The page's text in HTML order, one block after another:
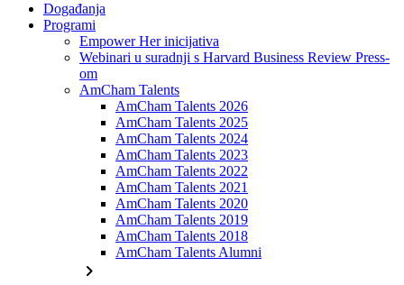
Događanja
Programi
Empower Her inicijativa
Webinari u suradnji s Harvard Business Review Press-
om
AmCham Talents
AmCham Talents 2026
AmCham Talents 2025
AmCham Talents 2024
AmCham Talents 2023
AmCham Talents 2022
AmCham Talents 2021
AmCham Talents 2020
AmCham Talents 2019
AmCham Talents 2018
AmCham Talents Alumni
chevron_right